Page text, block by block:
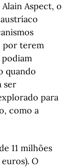
Aspect, o
por terem
quando
ser
para
como a
11 milhões
O